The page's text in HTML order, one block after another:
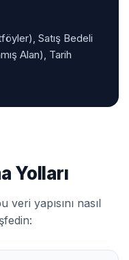
Satış Bedeli
Alan), Tarih
Yolları
yapısını nasıl